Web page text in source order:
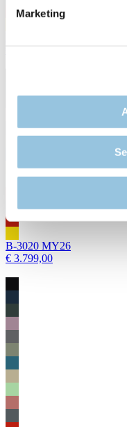
Marketing
€ 3.989,00
B-3020 MY26
€ 3.799,00